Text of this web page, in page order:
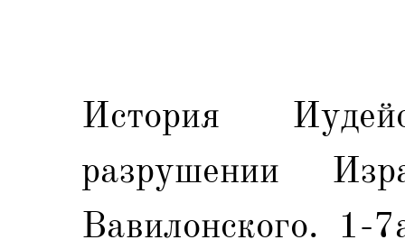
История
разрушении
Вавилонского. 1-